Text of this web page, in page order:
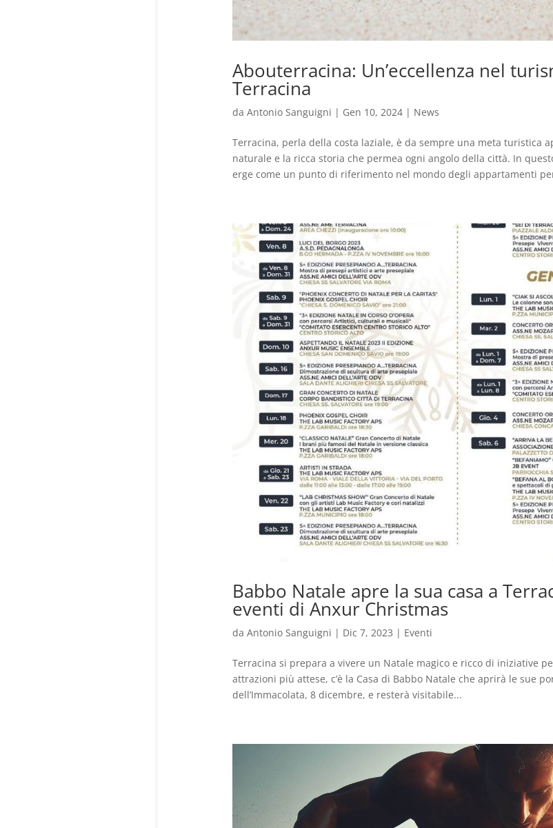
Abouterracina: Un’eccellenza nel
Terracina
da Antonio Sanguigni | Gen 10, 2024| News
Terracina, perla della costa laziale, è da sempre una meta turistica
naturale e la ricca storia che permea ogni angolo della città. In
erge come un punto di riferimento nel mondo degli appartamenti
Babbo Natale apre la sua casa a
eventi di Anxur Christmas
da Antonio Sanguigni | Dic 7, 2023 | Eventi
Terracina si prepara a vivere un Natale magico e ricco di iniziative
attrazioni più attese, c’è la Casa di Babbo Natale che aprirà le sue
dell’Immacolata, 8 dicembre, e resterà visitabile...